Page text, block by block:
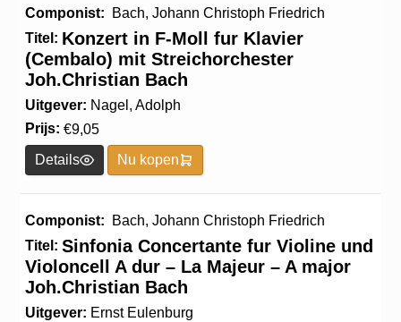
Componist:
Bach, Johann Christoph Friedrich
Titel: Konzert in F-Moll fur Klavier
(Cembalo) mit Streichorchester
Joh.Christian Bach
Uitgever: Nagel, Adolph
Prijs: €9,05
Details
Nu kopen
Componist:
Bach, Johann Christoph Friedrich
Titel: Sinfonia Concertante fur Violine und
Violoncell A dur – La Majeur – A major
Joh.Christian Bach
Uitgever: Ernst Eulenburg